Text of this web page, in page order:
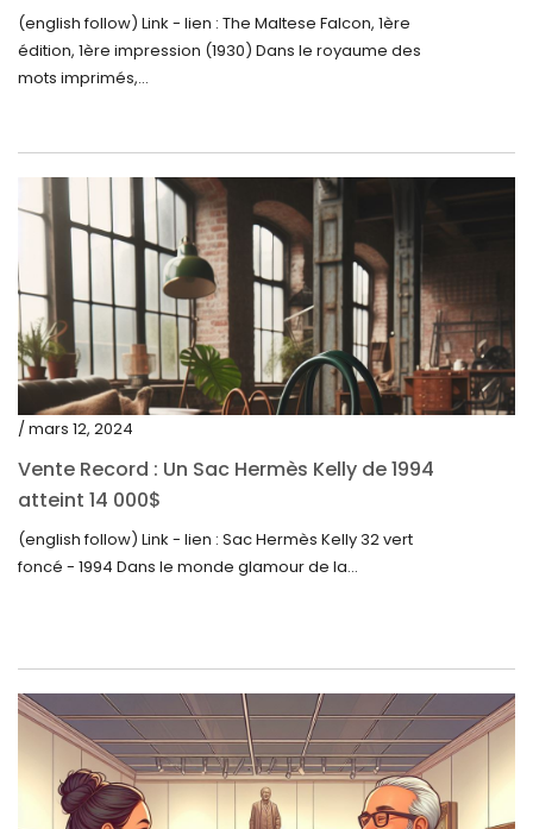
février 2023
janvier 2023
novembre 2022
octobre 2022
septembre 2022
août 2022
juillet 2022
juin 2022
mai 2022
avril 2022
mars 2022
février 2022
septembre 2021
août 2021
juillet 2021
juin 2021
(english follow) Link - lien : The Maltese Falcon, 1ère
édition, 1ère impression (1930) Dans le royaume des
mots imprimés,...
/ mars 12, 2024
Vente Record : Un Sac Hermès Kelly de 1994
atteint 14 000$
(english follow) Link - lien : Sac Hermès Kelly 32 vert
foncé - 1994 Dans le monde glamour de la...